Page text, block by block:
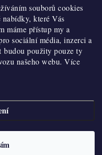
souborů cookies
nabídky, které Vás
máme přístup my a
sociální média, inzerci a
použity pouze ty
našeho webu. Více